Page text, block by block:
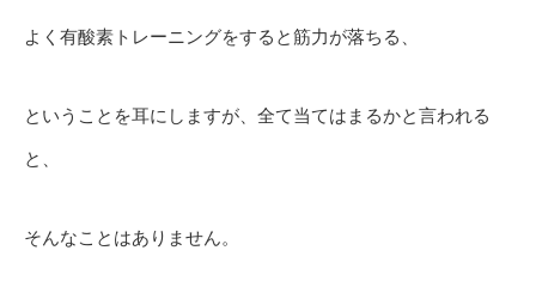
よく有酸素トレーニングをすると筋力が落ちる、
ということを耳にしますが、全て当てはまるかと言われる
と、
そんなことはありません。